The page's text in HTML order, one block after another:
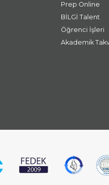
Prep Online
BİLGİ Talent
Öğrenci İşleri
Akademik